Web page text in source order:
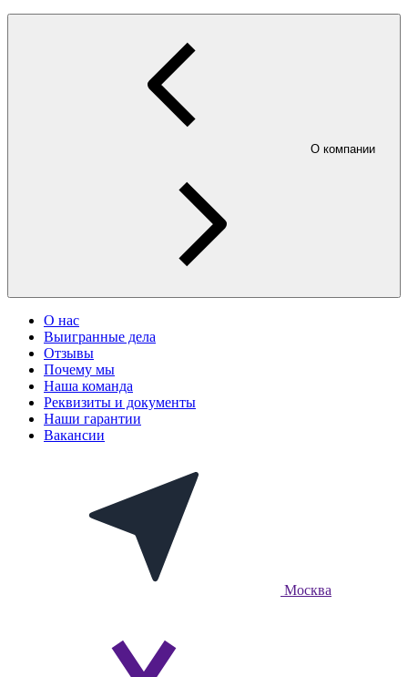
О компании
О нас
Выигранные дела
Отзывы
Почему мы
Наша команда
Реквизиты и документы
Наши гарантии
Вакансии
Москва